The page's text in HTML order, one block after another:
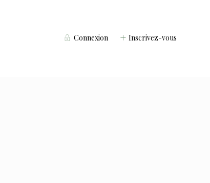
Connexion Inscrivez-vous